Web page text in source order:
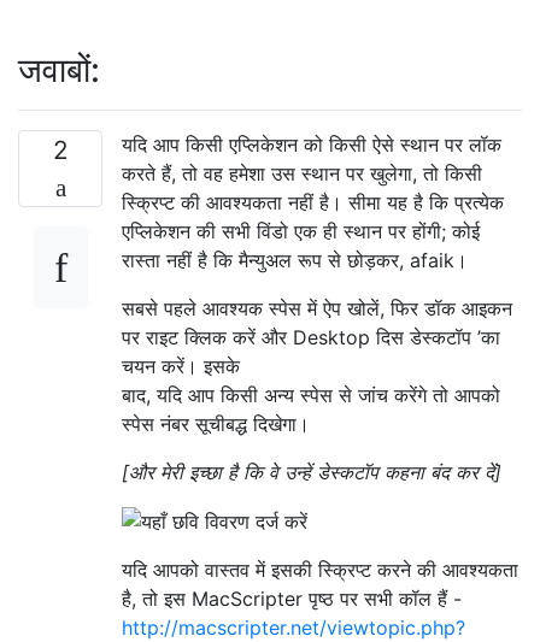
जवाबों:
2
यदि आप किसी एप्लिकेशन को किसी ऐसे स्थान पर लॉक
करते हैं, तो वह हमेशा उस स्थान पर खुलेगा, तो किसी
स्क्रिप्ट की आवश्यकता नहीं है। सीमा यह है कि प्रत्येक
एप्लिकेशन की सभी विंडो एक ही स्थान पर होंगी; कोई
रास्ता नहीं है कि मैन्युअल रूप से छोड़कर, afaik।
सबसे पहले आवश्यक स्पेस में ऐप खोलें, फिर डॉक आइकन
पर राइट क्लिक करें और Desktop दिस डेस्कटॉप ’का
चयन करें। इसके
बाद, यदि आप किसी अन्य स्पेस से जांच करेंगे तो आपको
स्पेस नंबर सूचीबद्ध दिखेगा।
[और मेरी इच्छा है कि वे उन्हें डेस्कटॉप कहना बंद कर दें]
यदि आपको वास्तव में इसकी स्क्रिप्ट करने की आवश्यकता
है, तो इस MacScripter पृष्ठ पर सभी कॉल हैं -
http://macscripter.net/viewtopic.php?